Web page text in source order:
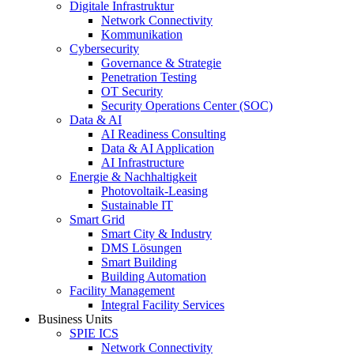
Digitale Infrastruktur
Network Connectivity
Kommunikation
Cybersecurity
Governance & Strategie
Penetration Testing
OT Security
Security Operations Center (SOC)
Data & AI
AI Readiness Consulting
Data & AI Application
AI Infrastructure
Energie & Nachhaltigkeit
Photovoltaik-Leasing
Sustainable IT
Smart Grid
Smart City & Industry
DMS Lösungen
Smart Building
Building Automation
Facility Management
Integral Facility Services
Business Units
SPIE ICS
Network Connectivity